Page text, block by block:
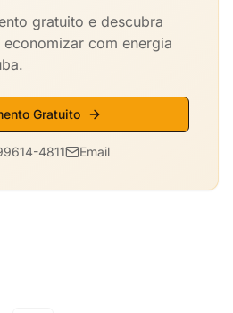
gratuito e descubra
com energia
Gratuito
4811 Email